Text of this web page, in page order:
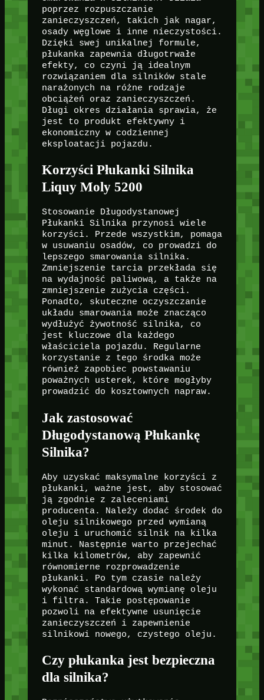
poprzez rozpuszczanie
zanieczyszczeń, takich jak nagar,
osady węglowe i inne nieczystości.
Dzięki swej unikalnej formule,
płukanka zapewnia długotrwałe
efekty, co czyni ją idealnym
rozwiązaniem dla silników stale
narażonych na różne rodzaje
obciążeń oraz zanieczyszczeń.
Długi okres działania sprawia, że
jest to produkt efektywny i
ekonomiczny w codziennej
eksploatacji pojazdu.
Korzyści Płukanki Silnika
Liquy Moly 5200
Stosowanie Długodystanowej
Płukanki Silnika przynosi wiele
korzyści. Przede wszystkim, pomaga
w usuwaniu osadów, co prowadzi do
lepszego smarowania silnika.
Zmniejszenie tarcia przekłada się
na wydajność paliwową, a także na
zmniejszenie zużycia części.
Ponadto, skuteczne oczyszczanie
układu smarowania może znacząco
wydłużyć żywotność silnika, co
jest kluczowe dla każdego
właściciela pojazdu. Regularne
korzystanie z tego środka może
również zapobiec powstawaniu
poważnych usterek, które mogłyby
prowadzić do kosztownych napraw.
Jak zastosować
Długodystanową Płukankę
Silnika?
Aby uzyskać maksymalne korzyści z
płukanki, ważne jest, aby stosować
ją zgodnie z zaleceniami
producenta. Należy dodać środek do
oleju silnikowego przed wymianą
oleju i uruchomić silnik na kilka
minut. Następnie warto przejechać
kilka kilometrów, aby zapewnić
równomierne rozprowadzenie
płukanki. Po tym czasie należy
wykonać standardową wymianę oleju
i filtra. Takie postępowanie
pozwoli na efektywne usunięcie
zanieczyszczeń i zapewnienie
silnikowi nowego, czystego oleju.
Czy płukanka jest bezpieczna
dla silnika?